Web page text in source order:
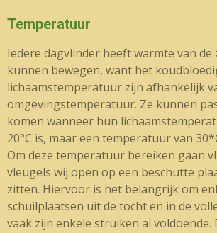
Temperatuur
Iedere dagvlinder heeft warmte van de
kunnen bewegen, want het
lichaamstemperatuur zijn afhankelijk
omgevingstemperatuur. Ze kunnen
komen wanneer hun
20°C is, maar een temperatuur van
Om deze temperatuur bereiken gaan
vleugels wij open op een beschutte
zitten. Hiervoor is het belangrijk om
schuilplaatsen uit de tocht en in de
vaak zijn enkele struiken al voldoende.